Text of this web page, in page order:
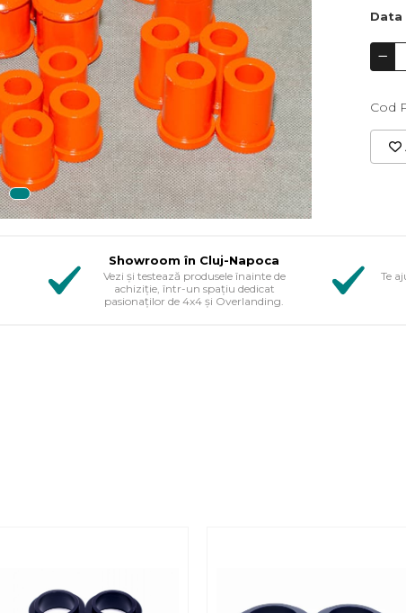
Data
Cod
Showroom în Cluj-Napoca
Vezi și testează produsele înainte de
achiziție, într-un spațiu dedicat
pasionaților de 4x4 și Overlanding.
Te